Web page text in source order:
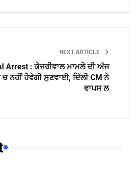
NEXT ARTICLE
Arrest : ਕੇਜਰੀਵਾਲ ਮਾਮਲੇ ਦੀ ਅੱਜ
ਨਹੀਂ ਹੋਵੇਗੀ ਸੁਣਵਾਈ, ਦਿੱਲੀ CM ਨੇ
ਵਾਪਸ ਲ